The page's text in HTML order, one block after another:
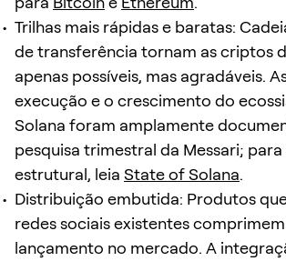
Trilhas mais rápidas e baratas:
de transferência tornam as criptos
apenas possíveis, mas agradáveis.
execução e o crescimento do
Solana foram amplamente
pesquisa trimestral da Messari; para
estrutural, leia State of Solana.
Distribuição embutida: Produtos
redes sociais existentes
lançamento no mercado. A